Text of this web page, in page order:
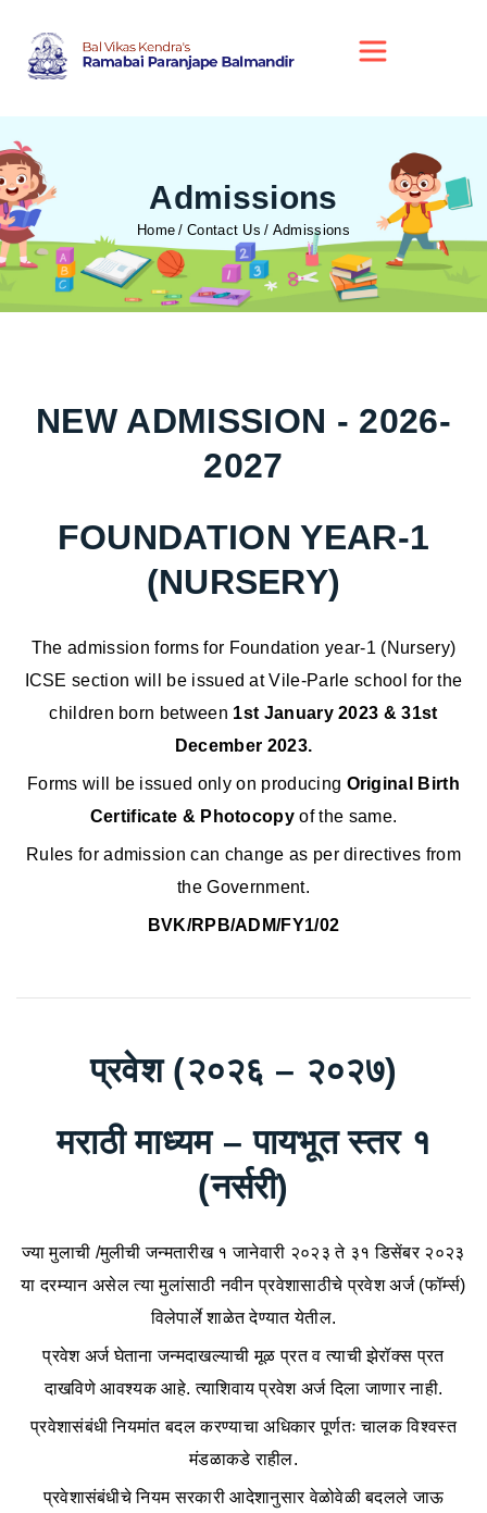
Admissions
Home Contact Us Admissions
NEW ADMISSION - 2026-
2027
FOUNDATION YEAR-1
(NURSERY)
The admission forms for Foundation year-1 (Nursery)
ICSE section will be issued at Vile-Parle school for the
children born between 1st January 2023 & 31st
December 2023.
Forms will be issued only on producing Original Birth
Certificate & Photocopy of the same.
Rules for admission can change as per directives from
the Government.
BVK/RPB/ADM/FY1/02
प्रवेश (२०२६ – २०२७)
मराठी माध्यम – पायभूत स्तर १
(नर्सरी)
ज्या मुलाची /मुलीची जन्मतारीख १ जानेवारी २०२३ ते ३१ डिसेंबर २०२३
या दरम्यान असेल त्या मुलांसाठी नवीन प्रवेशासाठीचे प्रवेश अर्ज (फॉर्म्स)
विलेपार्ले शाळेत देण्यात येतील.
प्रवेश अर्ज घेताना जन्मदाखल्याची मूळ प्रत व त्याची झेरॉक्स प्रत
दाखविणे आवश्यक आहे. त्याशिवाय प्रवेश अर्ज दिला जाणार नाही.
प्रवेशासंबंधी नियमांत बदल करण्याचा अधिकार पूर्णतः चालक विश्वस्त
मंडळाकडे राहील.
प्रवेशासंबंधीचे नियम सरकारी आदेशानुसार वेळोवेळी बदलले जाऊ